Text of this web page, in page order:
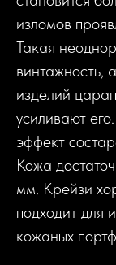
изломов
Такая
винтажность,
изделий
усиливают
эффект
Кожа
мм. Крейзи
подходит для
кожаных